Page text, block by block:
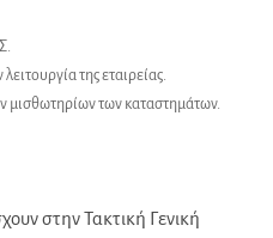
της εταιρείας.
των καταστημάτων.
στην Τακτική Γενική